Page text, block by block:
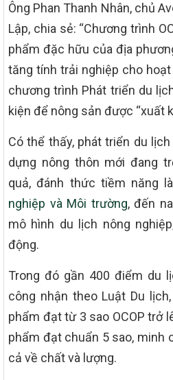
Ông Phan Thanh Nhân, chủ
Lập, chia sẻ: “Chương trình
phẩm đặc hữu của địa
tăng tính trải nghiệp cho
chương trình Phát triển du
kiện để nông sản được “xuất
Có thể thấy, phát triển du
dựng nông thôn mới đang
quả, đánh thức tiềm năng
nghiệp và Môi trường, đến
mô hình du lịch nông
động.
Trong đó gần 400 điểm du
công nhận theo Luật Du
phẩm đạt từ 3 sao OCOP trở
phẩm đạt chuẩn 5 sao, minh
cả về chất và lượng.